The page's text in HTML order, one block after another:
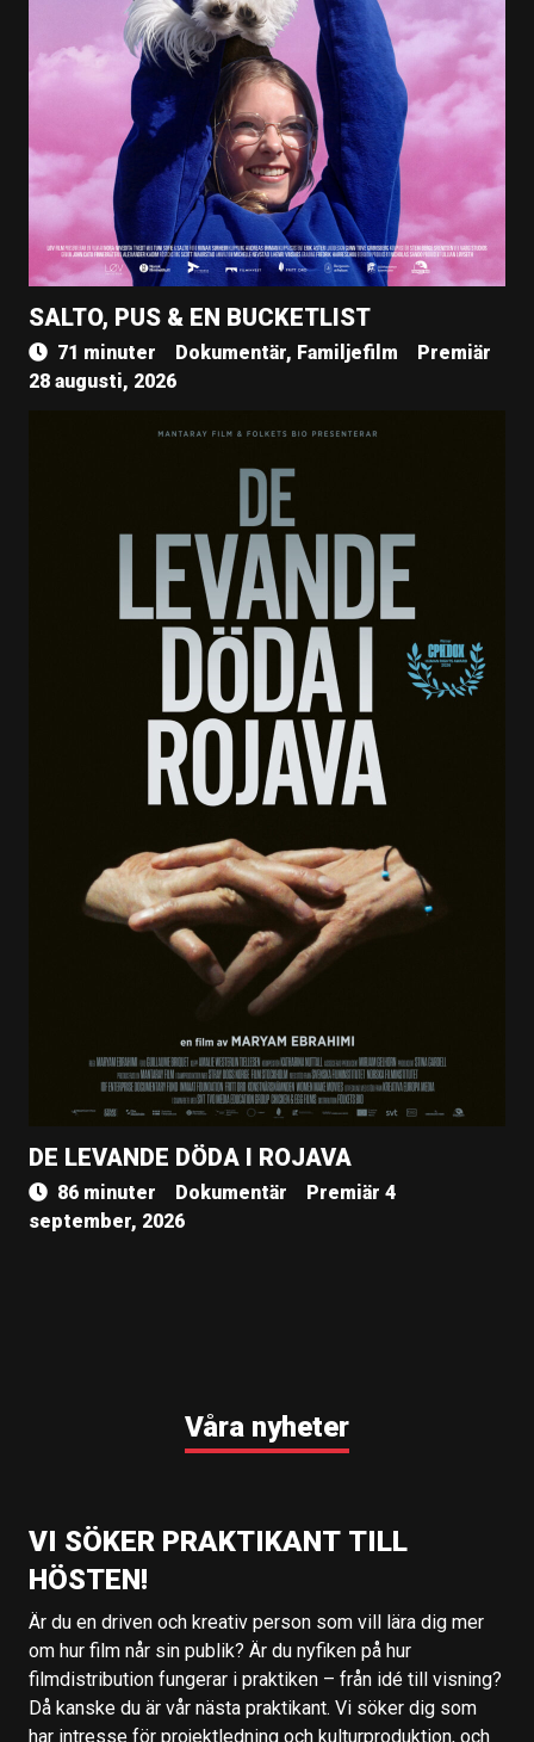
SALTO, PUS & EN BUCKETLIST
71 minuter Dokumentär, Familjefilm
Premiär
28 augusti, 2026
DE LEVANDE DÖDA I ROJAVA
86 minuter Dokumentär
Premiär 4
september, 2026
Våra nyheter
VI SÖKER PRAKTIKANT TILL
HÖSTEN!
Är du en driven och kreativ person som vill lära dig mer
om hur film når sin publik? Är du nyfiken på hur
filmdistribution fungerar i praktiken – från idé till visning?
Då kanske du är vår nästa praktikant. Vi söker dig som
har intresse för projektledning och kulturproduktion, och